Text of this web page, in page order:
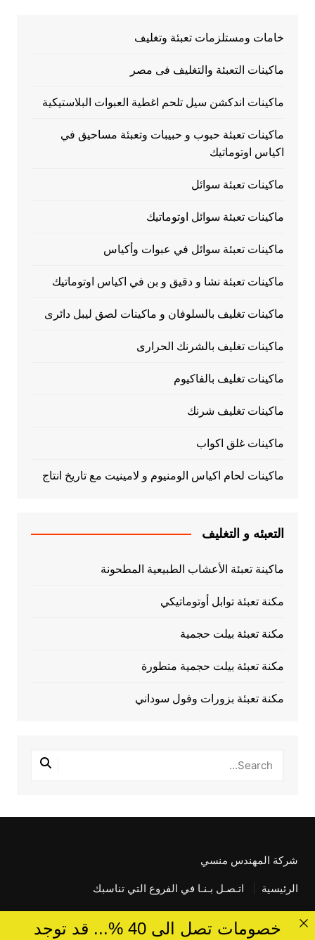
خامات ومستلزمات تعبئة وتغليف
ماكينات التعبئة والتغليف فى مصر
ماكينات اندكشن سيل تلحم اغطية العبوات البلاستيكية
ماكينات تعبئة حبوب و حبيبات وتعبئة مساحيق في
اكياس اوتوماتيك
ماكينات تعبئة سوائل
ماكينات تعبئة سوائل اوتوماتيك
ماكينات تعبئة سوائل في عبوات وأكياس
ماكينات تعبئة نشا و دقيق و بن في اكياس اوتوماتيك
ماكينات تغليف بالسلوفان و ماكينات لصق ليبل دائرى
ماكينات تغليف بالشرنك الحرارى
ماكينات تغليف بالفاكيوم
ماكينات تغليف شرنك
ماكينات غلق اكواب
ماكينات لحام اكياس الومنيوم و لامينيت مع تاريخ انتاج
التعبئه و التغليف
ماكينة تعبئة الأعشاب الطبيعية المطحونة
مكنة تعبئة توابل أوتوماتيكي
مكنة تعبئة بيلت حجمية
مكنة تعبئة بيلت حجمية متطورة
مكنة تعبئة بزورات وفول سوداني
شركة المهندس منسي
الرئيسية اتـصـل بـنـا في الفروع التي تناسبك
خصومات تصل الى 40 %... قد توجد